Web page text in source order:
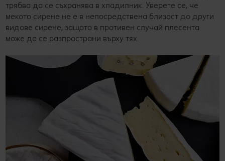
трябва да се съхранява в хладилник. Уверете се, че
мекото сирене не е в непосредствена близост до други
видове сирене, защото в противен случай плесента
може да се разпространи върху тях.